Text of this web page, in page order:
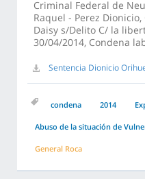
Criminal Federal de
Raquel - Perez
Daisy s/Delito C/ la
30/04/2014, Condena
Sentencia Dionicio
condena 2014
Abuso de la situación de
General Roca